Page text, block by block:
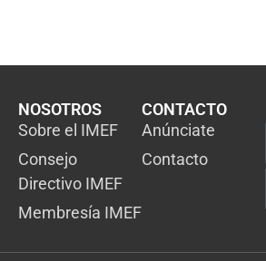
NOSOTROS
Sobre el IMEF
Consejo
Directivo IMEF
Membresía IMEF
CONTACTO
Anúnciate
Contacto